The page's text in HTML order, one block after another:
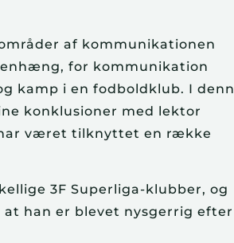
af kommunikationen
for kommunikation
kamp i en fodboldklub. I
konklusioner med lektor
har været tilknyttet en række
3F Superliga-klubber, og
han er blevet nysgerrig efter